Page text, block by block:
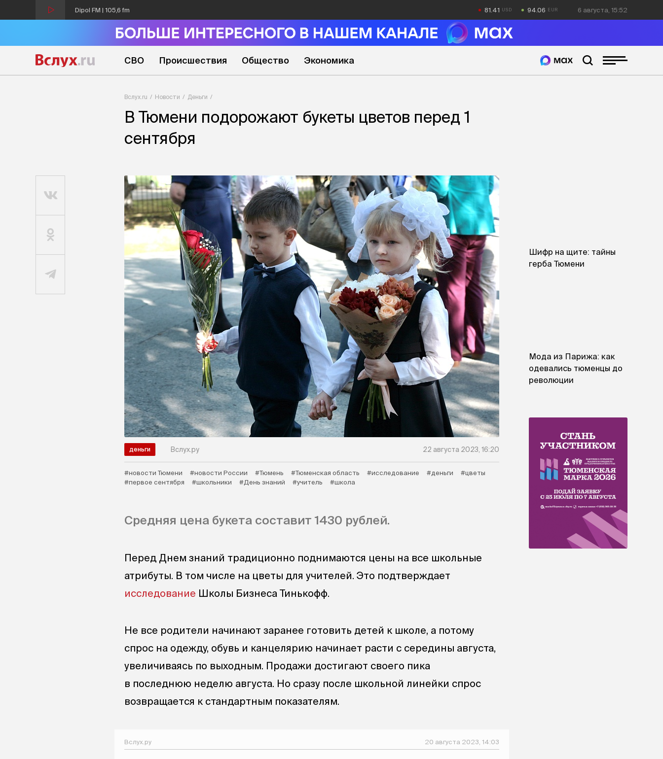
Dipol FM | 105,6 fm 81.41 94.06 6 августа, 15:52
СВО Происшествия Общество Экономика
Вслух.ru Новости Деньги
В Тюмени подорожают букеты цветов перед 1
сентября
деньги Вслух.ру 22 августа 2023, 16:20
#новости Тюмени #новости России #Тюмень #Тюменская область #исследование #деньги
#цветы
#первое сентября
#школьники #День знаний #учитель #школа
Средняя цена букета составит 1430 рублей.
Перед Днем знаний традиционно поднимаются цены на все школьные
атрибуты. В том числе на цветы для учителей. Это подтверждает
исследование Школы Бизнеса Тинькофф.
Не все родители начинают заранее готовить детей к школе, а потому
спрос на одежду, обувь и канцелярию начинает расти с середины августа,
увеличиваясь по выходным. Продажи достигают своего пика
в последнюю неделю августа. Но сразу после школьной линейки спрос
возвращается к стандартным показателям.
Вслух.ру 20 августа 2023, 14:03
Шифр на щите: тайны
герба Тюмени
Мода из Парижа: как
одевались тюменцы до
революции